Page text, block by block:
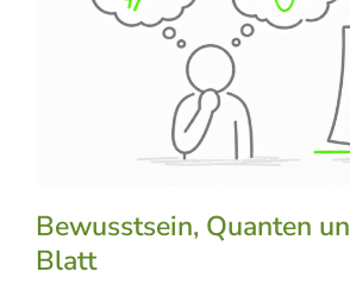
Bewusstsein, Quanten
Blatt